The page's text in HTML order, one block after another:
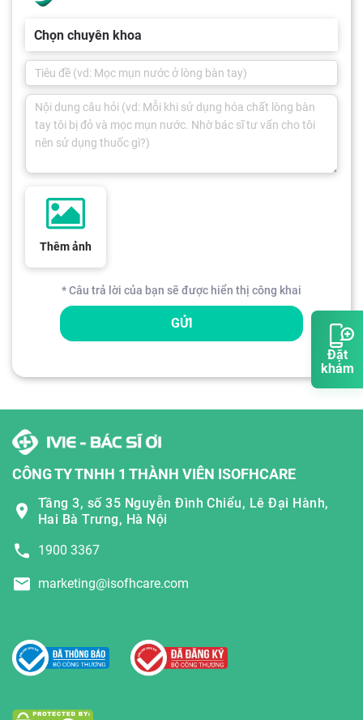
Đặt
khám
Chọn chuyên khoa
Thêm ảnh
* Câu trả lời của bạn sẽ được hiển thị công khai
GỬI
CÔNG TY TNHH 1 THÀNH VIÊN ISOFHCARE
Tầng 3, số 35 Nguyễn Đình Chiểu, Lê Đại Hành,
Hai Bà Trưng, Hà Nội
1900 3367
marketing@isofhcare.com